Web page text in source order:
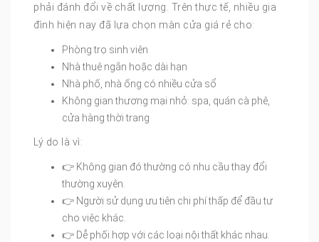
phải đánh đổi về chất lượng. Trên thực tế, nhiều gia
đình hiện nay đã lựa chọn màn cửa giá rẻ cho:
Phòng trọ sinh viên
Nhà thuê ngắn hoặc dài hạn
Nhà phố, nhà ống có nhiều cửa sổ
Không gian thương mại nhỏ: spa, quán cà phê,
cửa hàng thời trang
Lý do là vì:
👉 Không gian đó thường có nhu cầu thay đổi
thường xuyên.
👉 Người sử dụng ưu tiên chi phí thấp để đầu tư
cho việc khác.
👉 Dễ phối hợp với các loại nội thất khác nhau.